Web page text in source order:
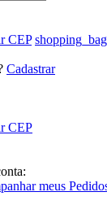
CEP shopping_bag
Cadastrar
CEP
meus